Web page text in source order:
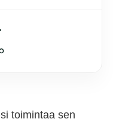
toimintaa sen